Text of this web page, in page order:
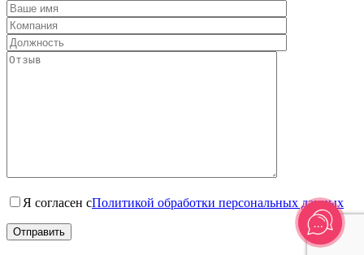
Я согласен сПолитикой обработки персональных данных